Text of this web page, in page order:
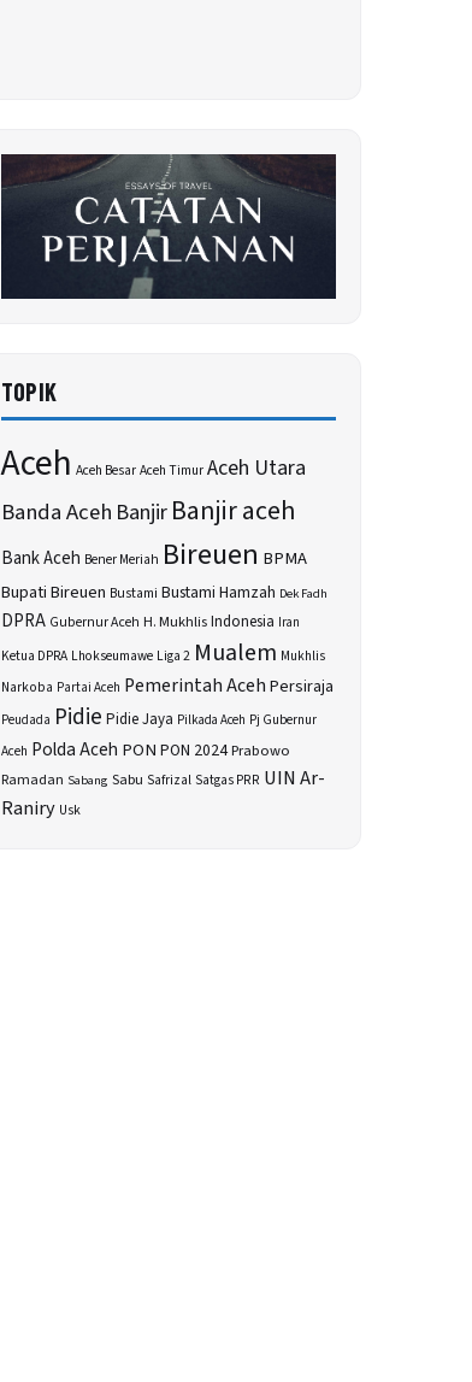
TOPIK
Aceh Aceh BesarAceh TimurAceh Utara
Banda Aceh BanjirBanjir aceh
Bank Aceh Bener Meriah Bireuen BPMA
Bupati Bireuen Bustami Bustami Hamzah Dek Fadh
DPRA Gubernur Aceh H. MukhlisIndonesia Iran
Ketua DPRA Lhokseumawe Liga 2 Mualem Mukhlis
Narkoba Partai Aceh Pemerintah Aceh Persiraja
Peudada Pidie Pidie Jaya Pilkada Aceh Pj Gubernur
Aceh Polda Aceh PON PON 2024Prabowo
Ramadan Sabang Sabu Safrizal Satgas PRR UIN Ar-
Raniry Usk